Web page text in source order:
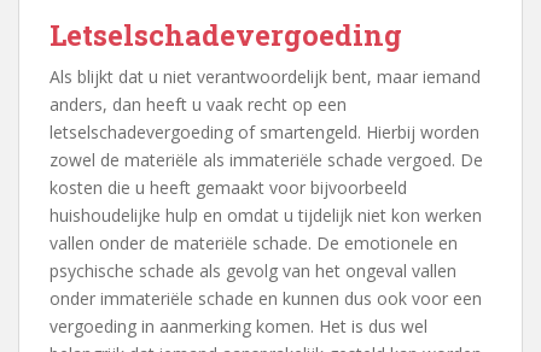
Letselschadevergoeding
Als blijkt dat u niet verantwoordelijk bent, maar iemand
anders, dan heeft u vaak recht op een
letselschadevergoeding of smartengeld. Hierbij worden
zowel de materiële als immateriële schade vergoed. De
kosten die u heeft gemaakt voor bijvoorbeeld
huishoudelijke hulp en omdat u tijdelijk niet kon werken
vallen onder de materiële schade. De emotionele en
psychische schade als gevolg van het ongeval vallen
onder immateriële schade en kunnen dus ook voor een
vergoeding in aanmerking komen. Het is dus wel